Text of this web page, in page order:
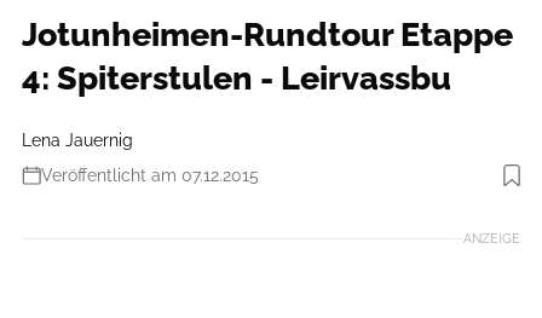
Jotunheimen-Rundtour Etappe
4: Spiterstulen - Leirvassbu
Lena Jauernig
Veröffentlicht am 07.12.2015
Foto: Frederik Lewander
ANZEIGE